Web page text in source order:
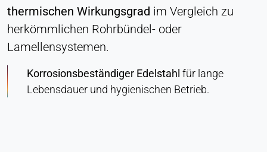
thermischen Wirkungsgrad im Vergleich zu
herkömmlichen Rohrbündel- oder
Lamellensystemen.
Korrosionsbeständiger Edelstahl für lange
Lebensdauer und hygienischen Betrieb.
Ermöglicht Inhalte von Drittanbietern wie z. B.
Videos. Wenn aktiviert, können technische Daten
an den Anbieter übertragen werden.
Vimeo
Name: